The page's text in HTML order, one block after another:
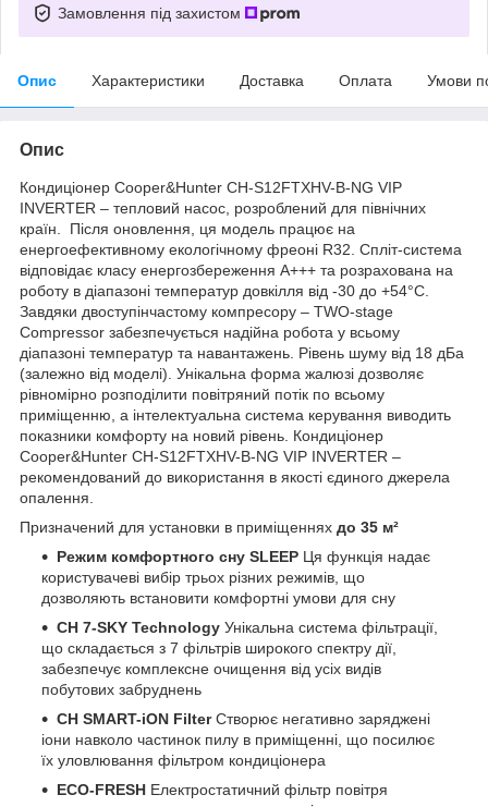
Замовлення під захистом
Опис Характеристики Доставка Оплата Умови
Опис
Кондиціонер Cooper&Hunter CH-S12FTXHV-B-NG VIP
INVERTER – тепловий насос, розроблений для північних
країн. Після оновлення, ця модель працює на
енергоефективному екологічному фреоні R32. Спліт-система
відповідає класу енергозбереження A+++ та розрахована на
роботу в діапазоні температур довкілля від -30 до +54°С.
Завдяки двоступінчастому компресору – TWO-stage
Compressor забезпечується надійна робота у всьому
діапазоні температур та навантажень. Рівень шуму від 18 дБа
(залежно від моделі). Унікальна форма жалюзі дозволяє
рівномірно розподілити повітряний потік по всьому
приміщенню, а інтелектуальна система керування виводить
показники комфорту на новий рівень. Кондиціонер
Cooper&Hunter CH-S12FTXHV-B-NG VIP INVERTER –
рекомендований до використання в якості єдиного джерела
опалення.
Призначений для установки в приміщеннях до 35 м²
Режим комфортного сну SLEEP Ця функція надає
користувачеві вибір трьох різних режимів, що
дозволяють встановити комфортні умови для сну
CH 7-SKY Technology Унікальна система фільтрації,
що складається з 7 фільтрів широкого спектру дії,
забезпечує комплексне очищення від усіх видів
побутових забруднень
CH SMART-iON FilterСтворює негативно заряджені
іони навколо частинок пилу в приміщенні, що посилює
їх уловлювання фільтром кондиціонера
ECO-FRESH Електростатичний фільтр повітря